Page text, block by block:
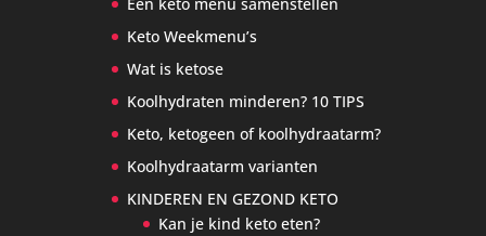
Keto Weekmenu’s
Wat is ketose
Koolhydraten minderen? 10 TIPS
Keto, ketogeen of koolhydraatarm?
Koolhydraatarm varianten
KINDEREN EN GEZOND KETO
Kan je kind keto eten?